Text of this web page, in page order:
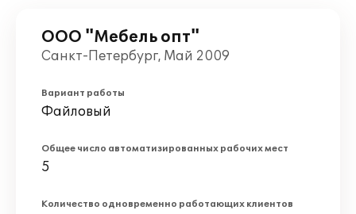
ООО "Мебель опт"
Санкт-Петербург, Май 2009
Вариант работы
Файловый
Общее число автоматизированных рабочих мест
5
Количество одновременно работающих клиентов